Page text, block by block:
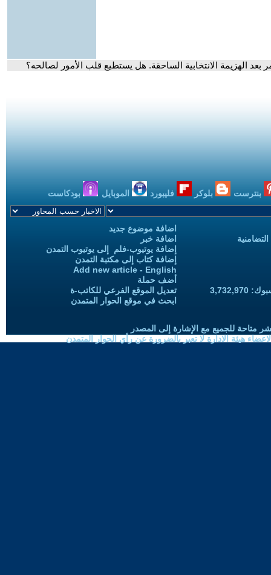
الهزيمة الانتخابية الساحقة. هل يستطيع قلب الأمور لصالحه؟
بنترست بلوكر فليبورد الموبايل بودكاست
اضافة موضوع جديد
اضافة خبر
إضافة يوتيوب-فلم إلى يوتيوب التمدن
إضافة كتاب إلى مكتبة التمدن
Add new article - English
أضف حملة
تعديل الموقع الفرعي للكاتب-ة
ابحث في موقع الحوار المتمدن
متاحة للجميع مع الإشارة إلى المصدر
هيئة الادارة لا تعبر بالضرورة عن رأي الحوار المتمدن